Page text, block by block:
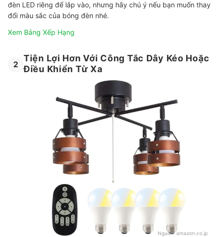
đèn LED riêng để lắp vào, nhưng hãy chú ý nếu bạn muốn thay
đổi màu sắc của bóng đèn nhé.
Xem Bảng Xếp Hạng
2
Tiện Lợi Hơn Với Công Tắc Dây Kéo Hoặc
Điều Khiển Từ Xa
Nguồn:amazon.co.jp